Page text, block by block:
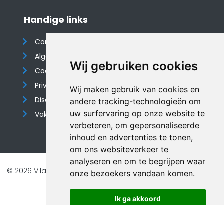
Wij gebruiken cookies
Wij maken gebruik van cookies en
andere tracking-technologieën om
uw surfervaring op onze website te
verbeteren, om gepersonaliseerde
inhoud en advertenties te tonen,
om ons websiteverkeer te
analyseren en om te begrijpen waar
onze bezoekers vandaan komen.
Ik ga akkoord
Handige links
Contact
Algemene voorwaarden
Cookieverklaring
Privacyverklaring
Disclaimer
Vakantiehuis website
© 2026 Vilando Vakantiehuizen |Website door FalcoTravel